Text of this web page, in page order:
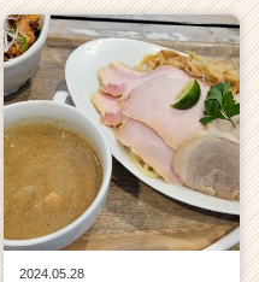
2024.05.28